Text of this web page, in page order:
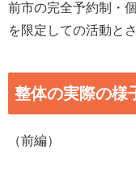
前市の完全予約制・
を限定しての活動と
整体の実際の様
（前編）